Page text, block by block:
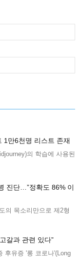
1만6천명 리스트 존재
의 학습에 사용된
진단…”정확도 86% 이
의 목소리만으로 제2형
갈과 관련 있다”
후유증 '롱 코로나'(Long